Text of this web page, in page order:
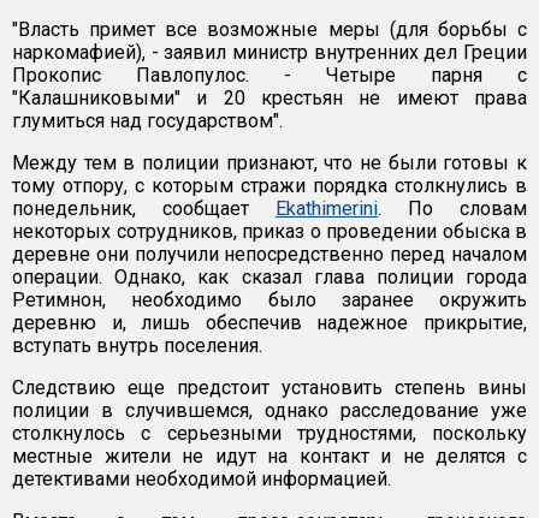
"Власть примет все возможные меры (для борьбы с
наркомафией), - заявил министр внутренних дел Греции
Прокопис Павлопулос. - Четыре парня с
"Калашниковыми" и 20 крестьян не имеют права
глумиться над государством".
Между тем в полиции признают, что не были готовы к
тому отпору, с которым стражи порядка столкнулись в
понедельник, сообщает Ekathimerini. По словам
некоторых сотрудников, приказ о проведении обыска в
деревне они получили непосредственно перед началом
операции. Однако, как сказал глава полиции города
Ретимнон, необходимо было заранее окружить
деревню и, лишь обеспечив надежное прикрытие,
вступать внутрь поселения.
Следствию еще предстоит установить степень вины
полиции в случившемся, однако расследование уже
столкнулось с серьезными трудностями, поскольку
местные жители не идут на контакт и не делятся с
детективами необходимой информацией.